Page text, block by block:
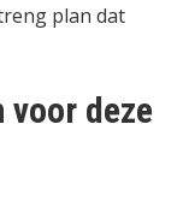
plan dat
deze